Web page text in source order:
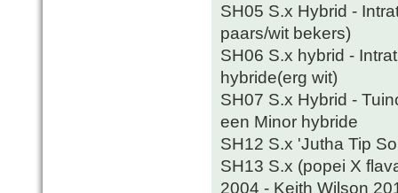
SH05 S.x Hybrid -
paars/wit bekers)
SH06 S.x hybrid -
hybride(erg wit)
SH07 S.x Hybrid -
een Minor hybride
SH12 S.x 'Jutha Tip
SH13 S.x (popei X
2004 - Keith Wilson